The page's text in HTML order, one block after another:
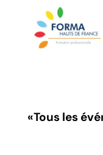
«Tous les